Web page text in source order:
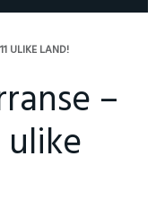
ULIKE LAND!
–
ulike